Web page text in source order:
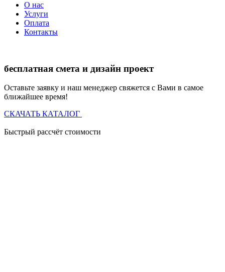
О нас
Услуги
Оплата
Контакты
бесплатная смета и дизайн проект
Оставьте заявку и наш менеджер свяжется с Вами в самое
ближайшее время!
СКАЧАТЬ КАТАЛОГ
Быстрый рассчёт стоимости